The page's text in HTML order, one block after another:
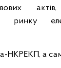
ринку
НКРЕКП, а